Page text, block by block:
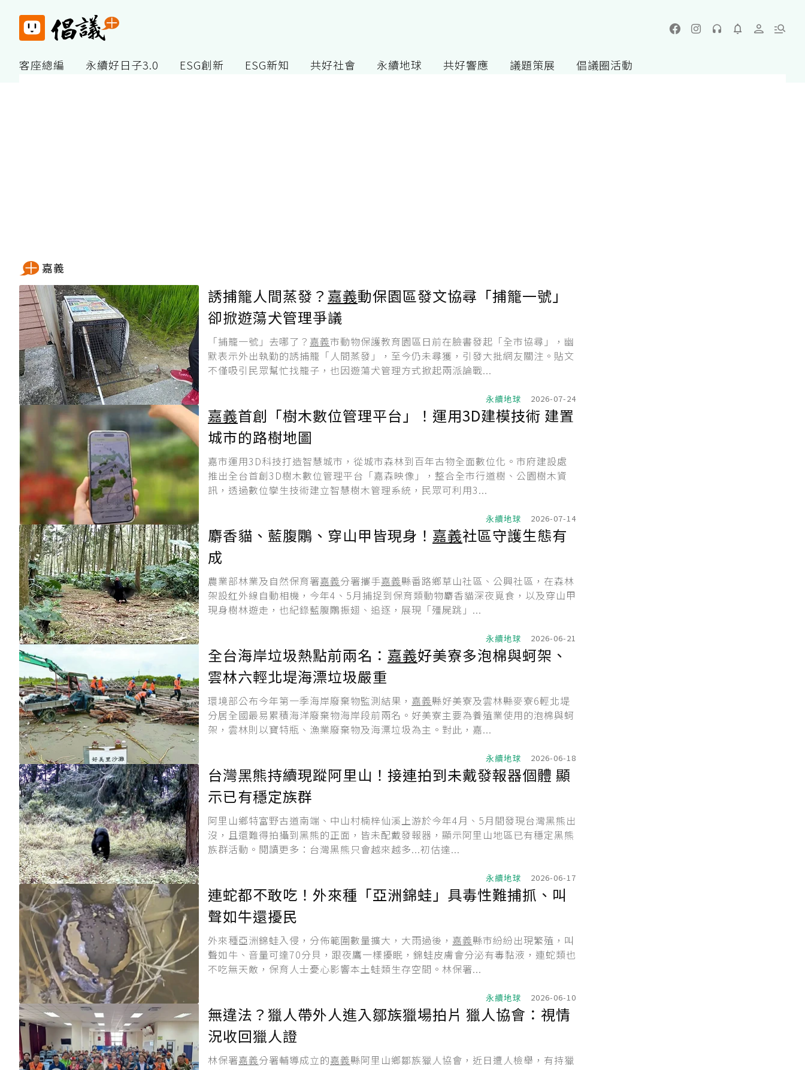
客座總編 永續好日子3.0 ESG創新 ESG新知 共好社會 永續地球 共好響應 議題策展 倡議圈活動
嘉義
誘捕籠人間蒸發？ 嘉義動保園區發文協尋「捕籠一號」
卻掀遊蕩犬管理爭議
「捕籠一號」去哪了？ 嘉義市動物保護教育園區日前在臉書發起「全市協尋」，幽
默表示外出執勤的誘捕籠「人間蒸發」，至今仍未尋獲，引發大批網友關注。貼文
不僅吸引民眾幫忙找籠子，也因遊蕩犬管理方式掀起兩派論戰...
永續地球 2026-07-24
嘉義首創「樹木數位管理平台」！運用3D建模技術 建置
城市的路樹地圖
嘉市運用3D科技打造智慧城市，從城市森林到百年古物全面數位化。市府建設處
推出全台首創3D樹木數位管理平台「嘉森映像」，整合全市行道樹、公園樹木資
訊，透過數位孿生技術建立智慧樹木管理系統，民眾可利用3...
永續地球 2026-07-14
麝香貓、藍腹鷴、穿山甲皆現身！ 嘉義社區守護生態有
成
農業部林業及自然保育署嘉義分署攜手嘉義縣番路鄉草山社區、公興社區，在森林
架設红外線自動相機，今年4、5月捕捉到保育類動物麝香貓深夜覓食，以及穿山甲
現身樹林遊走，也紀錄藍腹鷴振翅、追逐，展現「殭屍跳」...
永續地球 2026-06-21
全台海岸垃圾熱點前兩名： 嘉義好美寮多泡棉與蚵架、
雲林六輕北堤海漂垃圾嚴重
環境部公布今年第一季海岸廢棄物監測結果， 嘉義縣好美寮及雲林縣麥寮6輕北堤
分居全國最易累積海洋廢棄物海岸段前兩名。好美寮主要為養殖業使用的泡棉與蚵
架，雲林則以寶特瓶、漁業廢棄物及海漂垃圾為主。對此，嘉...
永續地球 2026-06-18
台灣黑熊持續現蹤阿里山！接連拍到未戴發報器個體 顯
示已有穩定族群
阿里山鄉特富野古道南端、中山村楠梓仙溪上游於今年4月、5月間發現台灣黑熊出
沒，且還難得拍攝到黑熊的正面，皆未配戴發報器，顯示阿里山地區已有穩定黑熊
族群活動。閱讀更多：台灣黑熊只會越來越多...初估達...
永續地球 2026-06-17
連蛇都不敢吃！外來種「亞洲錦蛙」具毒性難捕抓、叫
聲如牛還擾民
外來種亞洲錦蛙入侵，分佈範圍數量擴大，大雨過後， 嘉義縣市紛紛出現繁殖，叫
聲如牛、音量可達70分貝，跟夜鷹一樣擾眠，錦蛙皮膚會分泌有毒黏液，連蛇類也
不吃無天敵，保育人士憂心影響本土蛙類生存空間。林保署...
永續地球 2026-06-10
無違法？獵人帶外人進入鄒族獵場拍片 獵人協會：視情
況收回獵人證
林保署嘉義分署輔導成立的嘉義縣阿里山鄉鄒族獵人協會，近日遭人檢舉，有持獵